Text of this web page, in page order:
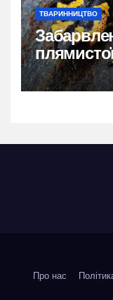
ТВАРИННИЦТВО
чорному
Про нас